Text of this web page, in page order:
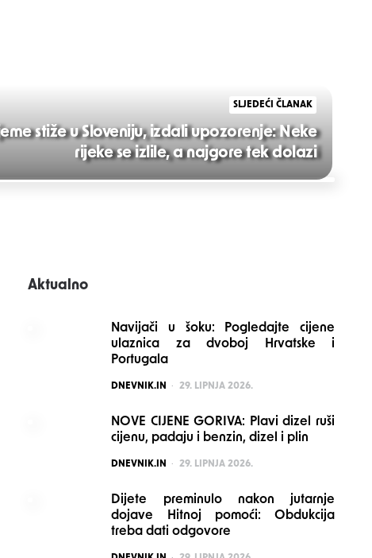
SLJEDEĆI ČLANAK
stiže u Sloveniju, izdali upozorenje: Neke
rijeke se izlile, a najgore tek dolazi
Aktualno
Navijači u šoku: Pogledajte cijene
ulaznica za dvoboj Hrvatske i
Portugala
POSTED
DNEVNIK.IN 29. LIPNJA 2026.
NOVE CIJENE GORIVA: Plavi dizel ruši
cijenu, padaju i benzin, dizel i plin
POSTED
DNEVNIK.IN 29. LIPNJA 2026.
Dijete preminulo nakon jutarnje
dojave Hitnoj pomoći: Obdukcija
treba dati odgovore
POSTED